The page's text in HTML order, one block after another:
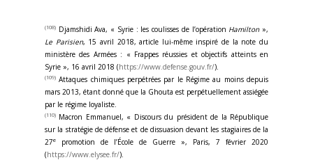
(108) Djamshidi Ava, « Syrie : les coulisses de l’opération Hamilton»,
Le Parisien, 15 avril 2018, article lui-même inspiré de la note du
ministère des Armées : « Frappes réussies et objectifs atteints en
Syrie », 16 avril 2018 (https://www.defense.gouv.fr/).
(109) Attaques chimiques perpétrées par le Régime au moins depuis
mars 2013, étant donné que la Ghouta est perpétuellement assiégée
par le régime loyaliste.
(110) Macron Emmanuel, « Discours du président de la République
sur la stratégie de défense et de dissuasion devant les stagiaires de la
27e
promotion de l’École de Guerre », Paris, 7 février 2020
(https://www.elysee.fr/).